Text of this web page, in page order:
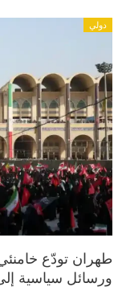
دولي
طهران تودّع
ورسائل سياسية